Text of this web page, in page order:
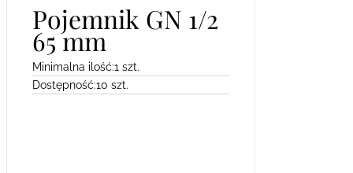
Pojemnik GN 1/2
65 mm
Minimalna ilość:1 szt.
Dostępność:10 szt.